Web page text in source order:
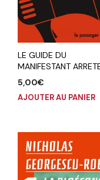
LE GUIDE DU
MANIFESTANT
5,00€
AJOUTER AU PANIER